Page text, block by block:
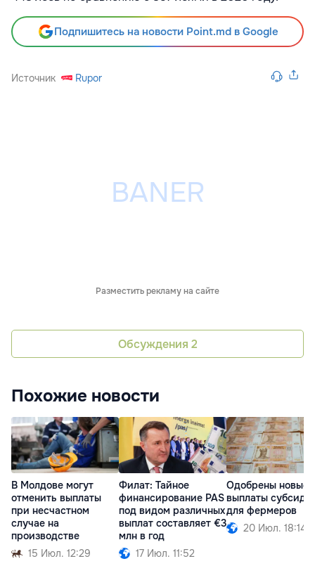
Подпишитесь на новости Point.md в Google
Источник Rupor
Разместить рекламу на сайте
Обсуждения 2
Похожие новости
В Молдове могут
отменить выплаты
при несчастном
случае на
производстве
15 Июл. 12:29
Филат: Тайное
финансирование PAS
под видом различных
выплат составляет €3
млн в год
17 Июл. 11:52
Одобрены новые
выплаты
для фермеров
20 Июл. 18:14